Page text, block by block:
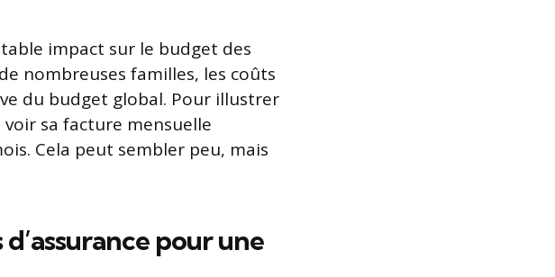
impact sur le budget des
nombreuses familles, les coûts
du budget global. Pour illustrer
sa facture mensuelle
Cela peut sembler peu, mais
pour une